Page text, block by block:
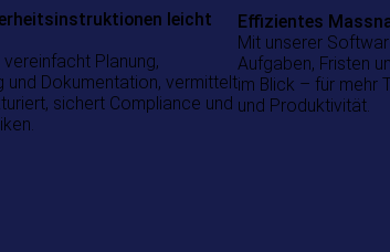
leicht
Planung,
und Dokumentation, vermittelt
sichert Compliance und
Effizientes
Mit unserer
Aufgaben, Fristen
im Blick – für mehr
und Produktivität.